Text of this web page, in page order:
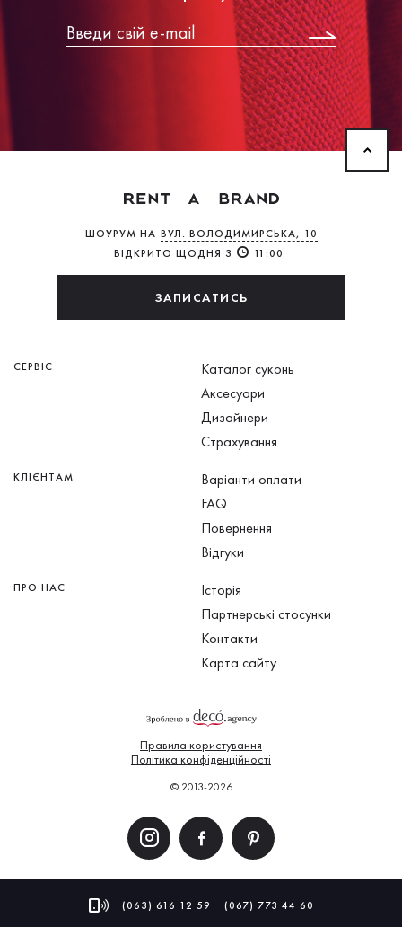
(063) 616 12 59 (067) 773 44 60
ШОУРУМ НА ВУЛ. ВОЛОДИМИРСЬКА, 10
ВІДКРИТО ЩОДНЯ З
11:00
ЗАПИСАТИСЬ
СЕРВІС
Каталог суконь
Аксесуари
Дизайнери
Страхування
КЛІЄНТАМ
Варіанти оплати
FAQ
Повернення
Відгуки
ПРО НАС
Історія
Партнерські стосунки
Контакти
Карта сайту
Правила користування
Політика конфіденційності
© 2013-2026